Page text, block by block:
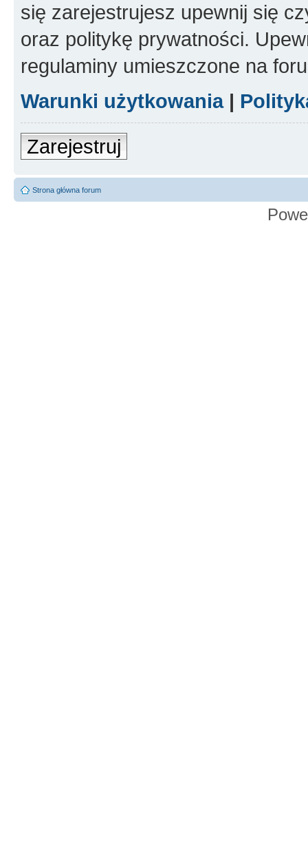
się zarejestrujesz upewnij się
oraz politykę prywatności.
regulaminy umieszczone na
Warunki użytkowania|
Zarejestruj
Strona główna forum